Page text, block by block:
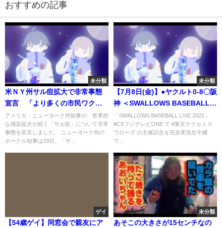
おすすめの記事
未分類
米ＮＹ州サル痘拡大で非常事態
宣言 「より多くの市民ワクチ
ン接種できるように」｜
TBS NEWS DIG
アメリカ・ニューヨーク州知事が、世界的
な感染拡大が続く「サル痘」について非常
事態を宣言しました。 ニューヨーク州の
ホークル知事は29日、「サ...
未分類
【7月8日(金)】●ヤクルト0-8〇阪
神 ＜SWALLOWS BASEBALL
L!VE 2022／フジテレビ公式＞
「SWALLOWS BASEBALL L!VE 2022」
#CSフジテレビONE で #東京ヤクルトス
ワローズ の主催試合を完全実況生中継
で...
ゲイ
【54歳ゲイ】同窓会で親友にア
未分類
あそこの大きさが15センチなの